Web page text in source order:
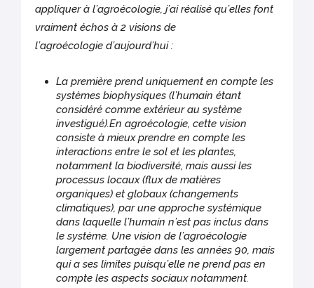
appliquer à l’agroécologie, j’ai réalisé qu’elles font
vraiment échos à 2 visions de
l’agroécologie d’aujourd’hui :
La première prend uniquement en compte les
systèmes biophysiques (l’humain étant
considéré comme extérieur au système
investigué).En agroécologie, cette vision
consiste à mieux prendre en compte les
interactions entre le sol et les plantes,
notamment la biodiversité, mais aussi les
processus locaux (flux de matières
organiques) et globaux (changements
climatiques), par une approche systémique
dans laquelle l’humain n’est pas inclus dans
le système. Une vision de l’agroécologie
largement partagée dans les années 90, mais
qui a ses limites puisqu’elle ne prend pas en
compte les aspects sociaux notamment.